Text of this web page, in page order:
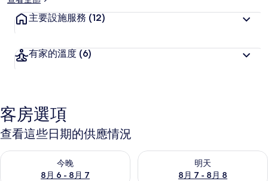
主要設施服務 (12)
有家的溫度 (6)
客房選項
查看這些日期的供應情況
今晚
8月 6 - 8月 7
查看今晚 (8月 6 - 8月 7) 的供應情況
明天
8月 7 - 8月 8
查看明天 (8月 7 - 8月 8) 的供